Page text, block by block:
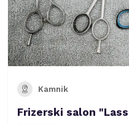
Kamnik
Frizerski salon